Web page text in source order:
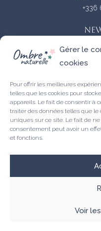
Gérer le
cookies
Pour offrir les meilleures
telles que les cookies pour
appareils. Le fait de consentir à
traiter des données telles que le
uniques sur ce site. Le fait de
consentement peut avoir un
et fonctions.
Voir
+336
NOM
E-MAIL
© Ombre Naturelle 2023 -